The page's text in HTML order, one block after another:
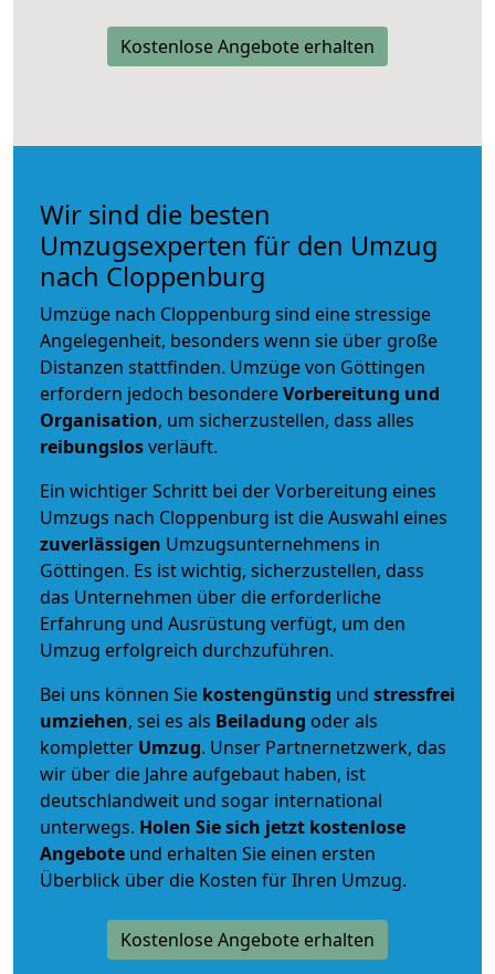
Kostenlose Angebote erhalten
Wir sind die besten
Umzugsexperten für den Umzug
nach Cloppenburg
Umzüge nach Cloppenburg sind eine stressige
Angelegenheit, besonders wenn sie über große
Distanzen stattfinden. Umzüge von Göttingen
erfordern jedoch besondereVorbereitung und
Organisation, um sicherzustellen, dass alles
reibungslosverläuft.
Ein wichtiger Schritt bei der Vorbereitung eines
Umzugs nach Cloppenburg ist die Auswahl eines
zuverlässigen Umzugsunternehmens in
Göttingen. Es ist wichtig, sicherzustellen, dass
das Unternehmen über die erforderliche
Erfahrung und Ausrüstung verfügt, um den
Umzug erfolgreich durchzuführen.
Bei uns können Sie kostengünstig und stressfrei
umziehen, sei es als Beiladung oder als
kompletter Umzug. Unser Partnernetzwerk, das
wir über die Jahre aufgebaut haben, ist
deutschlandweit und sogar international
unterwegs. Holen Sie sich jetzt kostenlose
Angebote und erhalten Sie einen ersten
Überblick über die Kosten für Ihren Umzug.
Kostenlose Angebote erhalten